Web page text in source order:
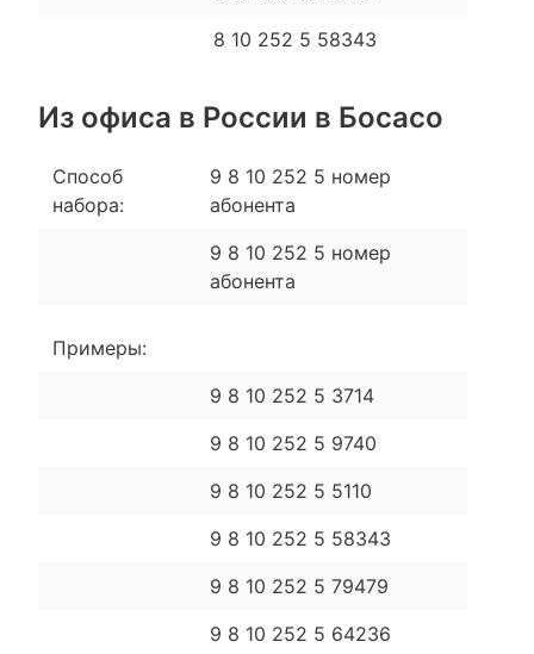
8 10 252 5 58343
Из офиса в России в Босасо
Способ
набора:
9 8 10 252 5 номер
абонента
9 8 10 252 5 номер
абонента
Примеры:
9 8 10 252 5 3714
9 8 10 252 5 9740
9 8 10 252 5 5110
9 8 10 252 5 58343
9 8 10 252 5 79479
9 8 10 252 5 64236